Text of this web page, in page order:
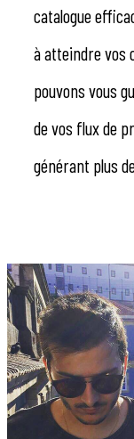
catalogue
à atteindre vos
pouvons vous
de vos flux de
générant plus